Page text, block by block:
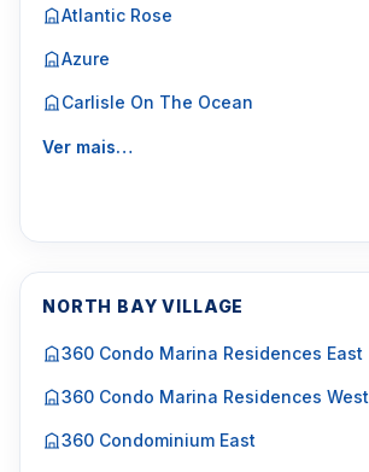
Atlantic Rose
Azure
Carlisle On The Ocean
Ver mais…
NORTH BAY VILLAGE
360 Condo Marina Residences East
360 Condo Marina Residences West
360 Condominium East